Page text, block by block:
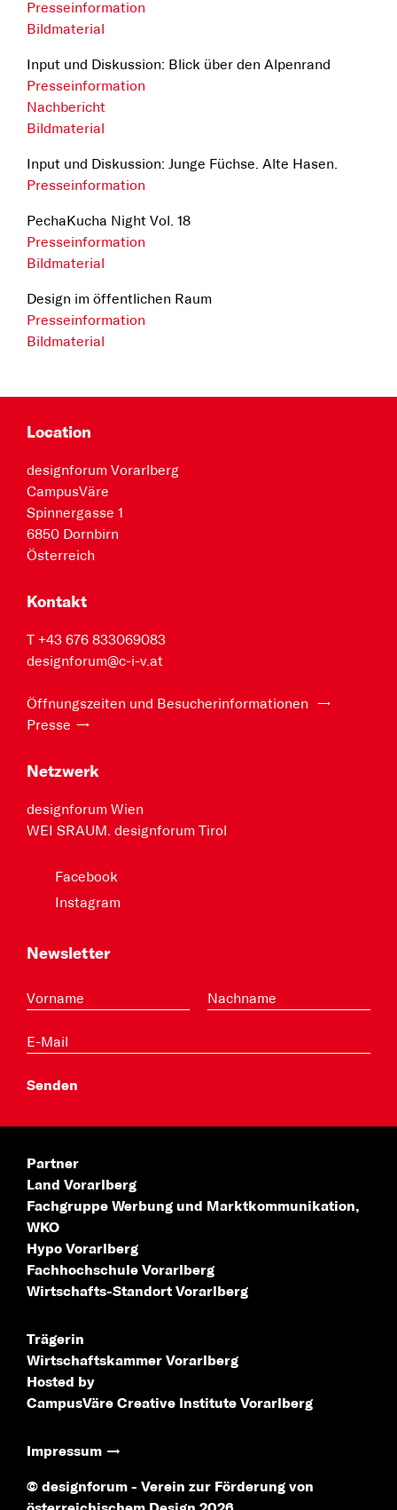
Presseinformation
Bildmaterial
Input und Diskussion: Blick über den Alpenrand
Presseinformation
Nachbericht
Bildmaterial
Input und Diskussion: Junge Füchse. Alte Hasen.
Presseinformation
PechaKucha Night Vol. 18
Presseinformation
Bildmaterial
Design im öffentlichen Raum
Presseinformation
Bildmaterial
Location
designforum Vorarlberg
CampusVäre
Spinnergasse 1
6850 Dornbirn
Österreich
Kontakt
T +43 676 833069083
designforum@c-i-v.at
Öffnungszeiten und Besucherinformationen
Presse
Netzwerk
designforum Wien
WEI SRAUM. designforum Tirol
Facebook
Instagram
Newsletter
Partner
Land Vorarlberg
Fachgruppe Werbung und Marktkommunikation,
WKO
Hypo Vorarlberg
Fachhochschule Vorarlberg
Wirtschafts-Standort Vorarlberg
Trägerin
Wirtschaftskammer Vorarlberg
Hosted by
CampusVäre Creative Institute Vorarlberg
Impressum
© designforum - Verein zur Förderung von